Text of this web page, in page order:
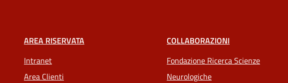
AREA RISERVATA
Intranet
Area Clienti
COLLABORAZIONI
Fondazione Ricerca Scienze
Neurologiche